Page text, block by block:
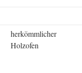
herkömmlicher
Holzofen